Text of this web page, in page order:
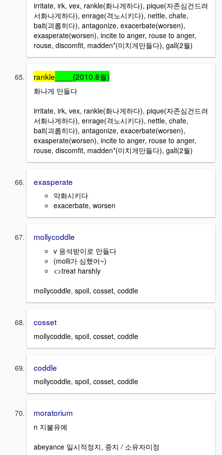
irritate, irk, vex, rankle(화나게하다), pique(자존심건드려
서화나게하다), enrage(격노시키다), nettle, chafe,
bait(괴롭히다), antagonize, exacerbate(worsen),
exasperate(worsen), incite to anger, rouse to anger,
rouse, discomfit, madden*(미치게만들다), gall(2월)
rankle ____(2010.8월)
화나게 만들다
irritate, irk, vex, rankle(화나게하다), pique(자존심건드려
서화나게하다), enrage(격노시키다), nettle, chafe,
bait(괴롭히다), antagonize, exacerbate(worsen),
exasperate(worsen), incite to anger, rouse to anger,
rouse, discomfit, madden*(미치게만들다), gall(2월)
exasperate
악화시키다
exacerbate, worsen
mollycoddle
v 응석받이로 만들다
(molli가 심했어~)
<>treat harshly
mollycoddle, spoil, cosset, coddle
cosset
mollycoddle, spoil, cosset, coddle
coddle
mollycoddle, spoil, cosset, coddle
moratorium
n 지불유예
abeyance 일시적정지, 중지 / 소유자미정